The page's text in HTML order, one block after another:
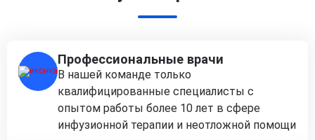
Профессиональные врачи
В нашей команде только
квалифицированные специалисты с
опытом работы более 10 лет в сфере
инфузионной терапии и неотложной помощи